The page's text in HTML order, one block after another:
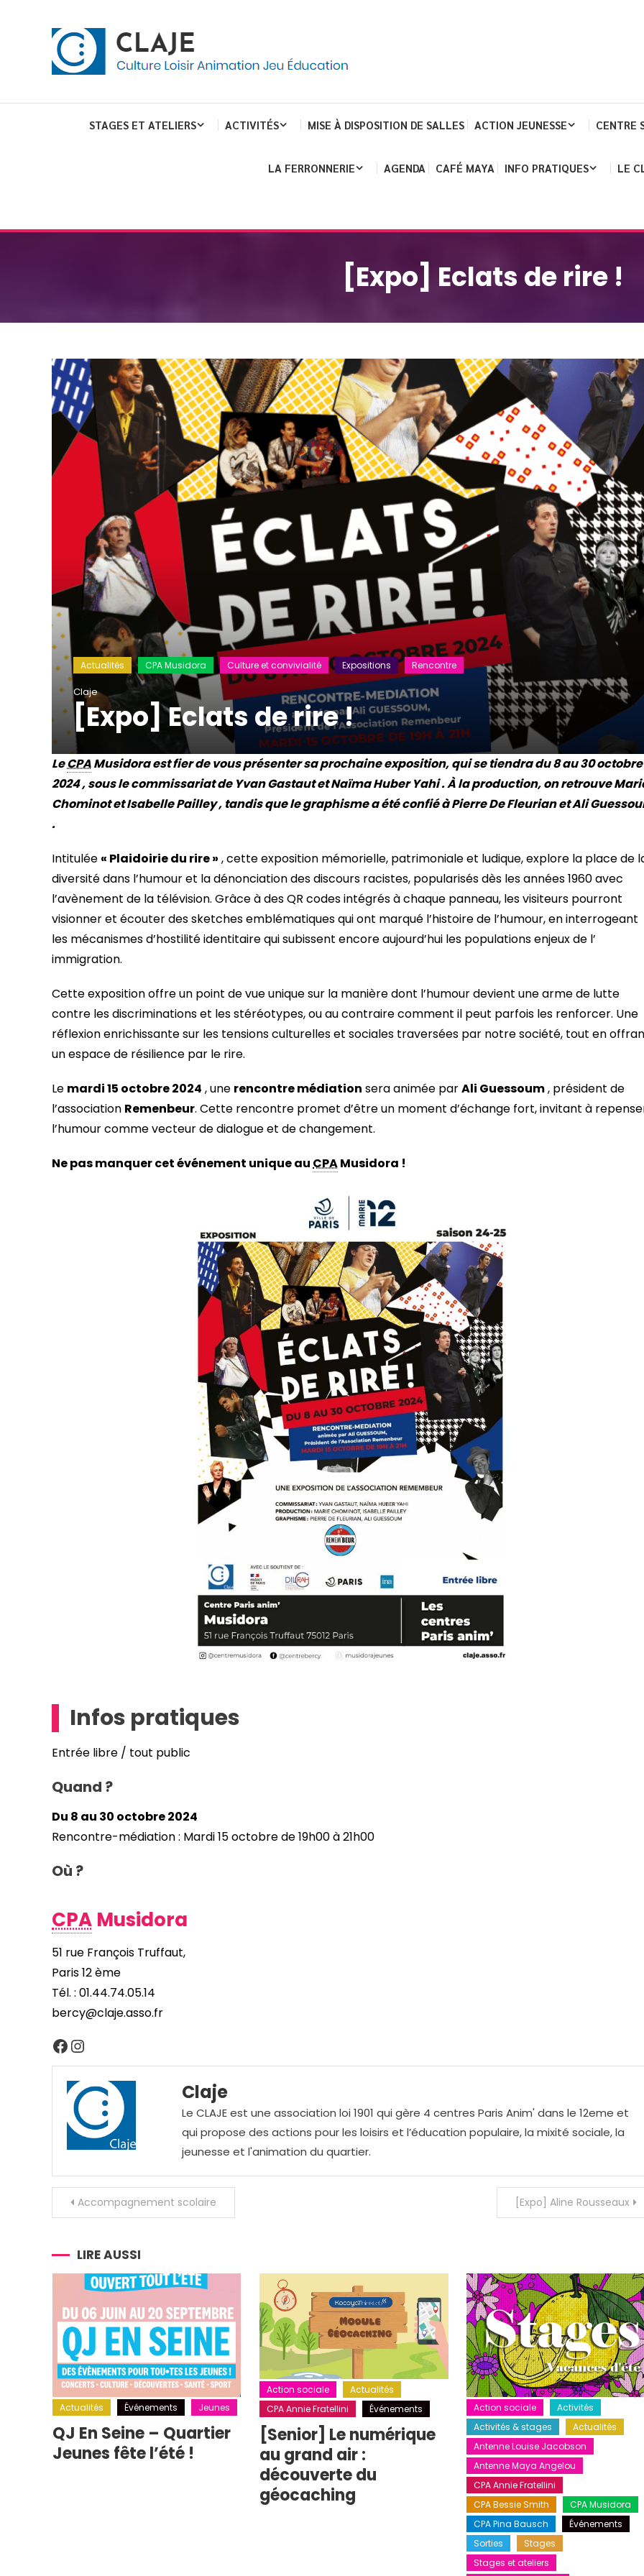
Claje
STAGES ET ATELIERS ACTIVITÉS MISE À DISPOSITION DE SALLES ACTION JEUNESSE CENTRE
LA FERRONNERIE AGENDA CAFÉ MAYA INFO PRATIQUES LE
[Expo] Eclats de rire !
Actualités CPA Musidora Culture et convivialité Expositions Rencontre
Claje
[Expo] Eclats de rire !
LeCPAMusidora est fier de vous présenter sa prochaine exposition, qui se tiendra du 8 au 30 octobre
2024 , sous le commissariat de Yvan Gastaut et Naïma Huber Yahi . À la production, on retrouve
Chominot et Isabelle Pailley , tandis que le graphisme a été confié à Pierre De Fleurian et Ali
.
Intitulée « Plaidoirie du rire » , cette exposition mémorielle, patrimoniale et ludique, explore la place de
diversité dans l’humour et la dénonciation des discours racistes, popularisés dès les années 1960 avec
l’avènement de la télévision. Grâce à des QR codes intégrés à chaque panneau, les visiteurs pourront
visionner et écouter des sketches emblématiques qui ont marqué l’histoire de l’humour, en interrogeant
les mécanismes d’hostilité identitaire qui subissent encore aujourd’hui les populations enjeux de l’
immigration.
Cette exposition offre un point de vue unique sur la manière dont l’humour devient une arme de lutte
contre les discriminations et les stéréotypes, ou au contraire comment il peut parfois les renforcer. Une
réflexion enrichissante sur les tensions culturelles et sociales traversées par notre société, tout en
un espace de résilience par le rire.
Le mardi 15 octobre 2024 , une rencontre médiation sera animée parAli Guessoum, président de
l’association Remenbeur. Cette rencontre promet d’être un moment d’échange fort, invitant à
l’humour comme vecteur de dialogue et de changement.
Ne pas manquer cet événement unique auCPAMusidora !
Infos pratiques
Entrée libre / tout public
Quand ?
Du 8 au 30 octobre 2024
Rencontre-médiation : Mardi 15 octobre de 19h00 à 21h00
Où ?
CPA Musidora
51 rue François Truffaut,
Paris 12 ème
Tél. : 01.44.74.05.14
bercy@claje.asso.fr
Facebook
Instagram
Claje
Le CLAJE est une association loi 1901 qui gère 4 centres Paris Anim' dans le 12eme et
qui propose des actions pour les loisirs et l’éducation populaire, la mixité sociale, la
jeunesse et l'animation du quartier.
Navigation
de
l’article
Accompagnement scolaire [Expo] Aline Rousseaux
LIRE AUSSI
Actualités Événements Jeunes
QJ En Seine – Quartier
Jeunes fête l’été !
Action sociale
Actualités
CPA Annie Fratellini
Événements
[Senior] Le numérique
au grand air :
découverte du
géocaching
Action sociale
Activités
Activités & stages
Actualités
Antenne Louise Jacobson
Antenne Maya Angelou
CPA Annie Fratellini
CPA Bessie Smith
CPA Musidora
CPA Pina Bausch
Événements
Sorties
Stages
Stages et ateliers